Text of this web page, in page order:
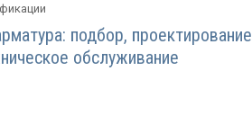
подбор,
обслуживание